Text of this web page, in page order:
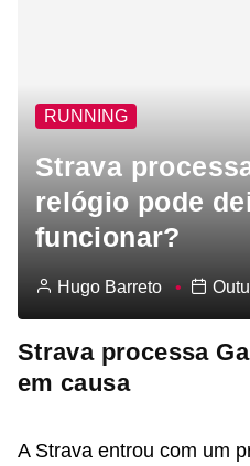
RUNNING
Strava
relógio pode
funcionar?
Hugo Barreto
Strava processa
em causa
A Strava entrou com um